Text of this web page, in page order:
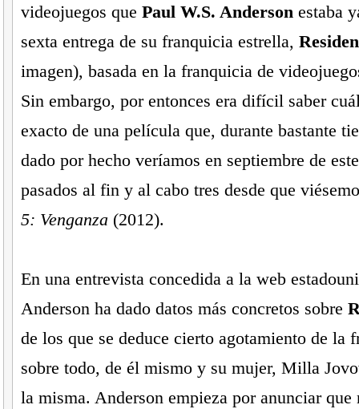
videojuegos que Paul W.S. Andersonestaba
sexta entrega de su franquicia estrella,
imagen), basada en la franquicia de
Sin embargo, por entonces era difícil saber
exacto de una película que, durante bastante
dado por hecho veríamos en septiembre de
pasados al fin y al cabo tres desde que
5: Venganza (2012).
En una entrevista concedida a la web
Anderson ha dado datos más concretos sobre
de los que se deduce cierto agotamiento de la
sobre todo, de él mismo y su mujer, Milla
la misma. Anderson empieza por anunciar que